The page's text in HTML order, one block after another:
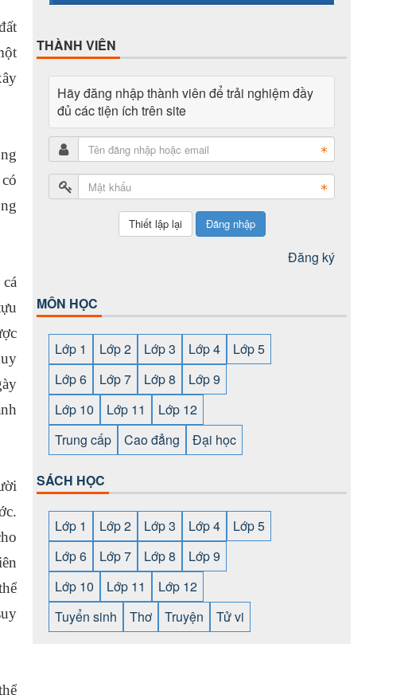
THÀNH VIÊN
Hãy đăng nhập thành viên để trải nghiệm đầy
đủ các tiện ích trên site
Đăng nhập
Đăng ký
MÔN HỌC
Lớp 1 Lớp 2 Lớp 3 Lớp 4
Lớp 5
Lớp 6
Lớp 7 Lớp 8
Lớp 9
Lớp 10
Lớp 11
Lớp 12
Trung cấp
Cao đẳng Đại học
SÁCH HỌC
Lớp 1 Lớp 2 Lớp 3 Lớp 4
Lớp 5
Lớp 6
Lớp 7 Lớp 8
Lớp 9
Lớp 10
Lớp 11
Lớp 12
Tuyển sinh
Thơ Truyện Tử vi